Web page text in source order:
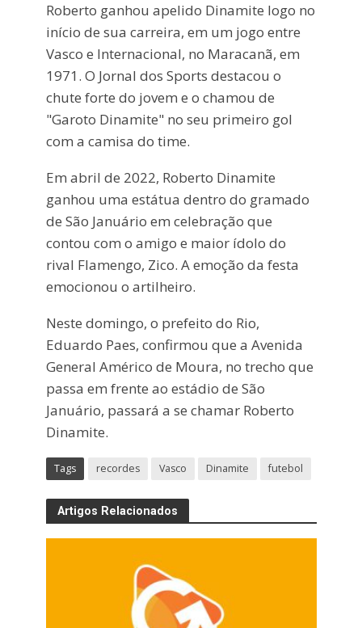
Roberto ganhou apelido Dinamite logo no
início de sua carreira, em um jogo entre
Vasco e Internacional, no Maracanã, em
1971. O Jornal dos Sports destacou o
chute forte do jovem e o chamou de
"Garoto Dinamite" no seu primeiro gol
com a camisa do time.
Em abril de 2022, Roberto Dinamite
ganhou uma estátua dentro do gramado
de São Januário em celebração que
contou com o amigo e maior ídolo do
rival Flamengo, Zico. A emoção da festa
emocionou o artilheiro.
Neste domingo, o prefeito do Rio,
Eduardo Paes, confirmou que a Avenida
General Américo de Moura, no trecho que
passa em frente ao estádio de São
Januário, passará a se chamar Roberto
Dinamite.
Tags recordes Vasco Dinamite futebol
Artigos Relacionados